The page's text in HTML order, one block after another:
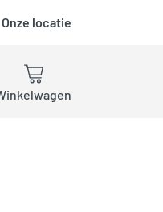
Onze locatie